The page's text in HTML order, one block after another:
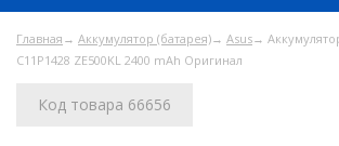
Главная → Аккумулятор (батарея)→ Asus→
C11P1428 ZE500KL 2400 mAh Оригинал
Код товара 66656